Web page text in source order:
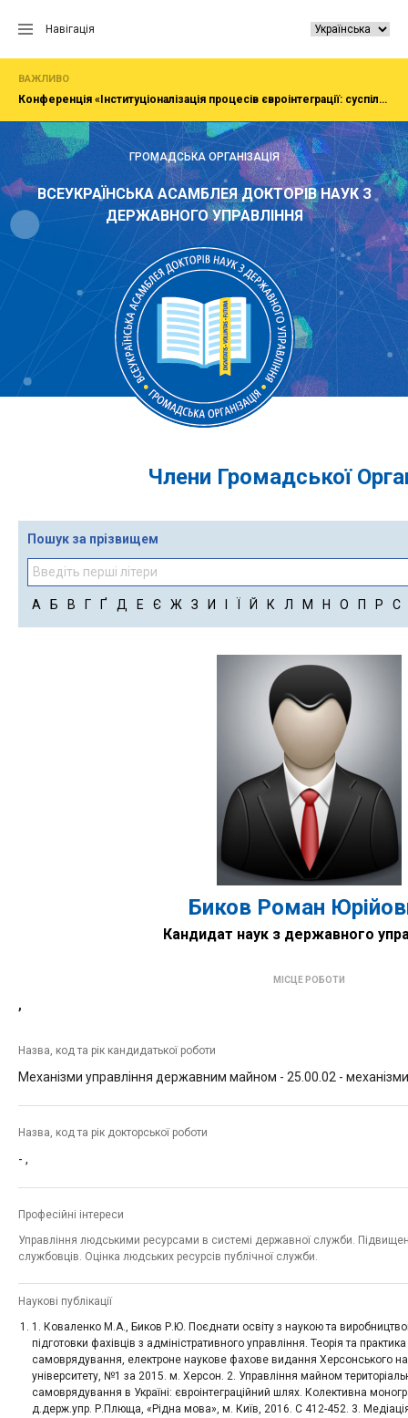
Навігація
ВАЖЛИВО
Конференція «Інституціоналізація процесів євроінтеграції: суспільство, економіка, адміністрування»
ГРОМАДСЬКА ОРГАНІЗАЦІЯ
ВСЕУКРАЇНСЬКА АСАМБЛЕЯ ДОКТОРІВ НАУК З
ДЕРЖАВНОГО УПРАВЛІННЯ
Члени Громадської
Пошук за прізвищем
А Б В Г Ґ Д Е Є Ж З И Й К Л М Н О П Р С
Биков Роман
Кандидат наук з державного
МІСЦЕ РОБОТИ
,
Назва, код та рік кандидатької роботи
Механізми управління державним майном - 25.00.02 -
Назва, код та рік докторської роботи
- ,
Професійні інтереси
Управління людськими ресурсами в системі державної служби.
службовців. Оцінка людських ресурсів публічної служби.
Наукові публікації
1. Коваленко М.А., Биков Р.Ю. Поєднати освіту з наукою та
підготовки фахівців з адміністративного управління. Теорія та
самоврядування, електроне наукове фахове видання Херсонського
університету, №1 за 2015. м. Херсон. 2. Управління майном
самоврядування в Україні: євроінтеграційний шлях. Колективна
д.держ.упр. Р.Плюща, «Рідна мова», м. Київ, 2016. С 412-452. 3.